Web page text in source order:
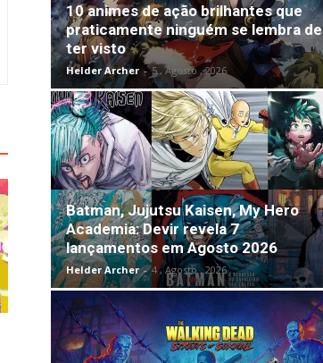
10 animes de ação brilhantes que
praticamente ninguém se lembra de
ter visto
Helder Archer - 5 , Agosto , 2026
Batman, Jujutsu Kaisen, My Hero
Academia: Devir revela 7
lançamentos em Agosto 2026
Helder Archer - 4 , Agosto , 2026